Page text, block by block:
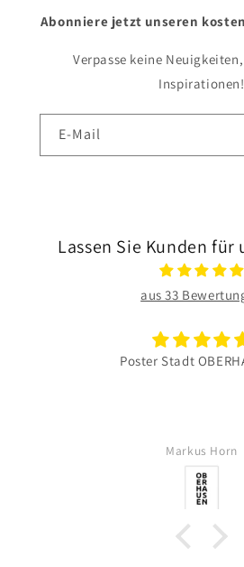
Abonniere jetzt unseren
Verpasse keine
Inspirationen!
E-Mail
Lassen Sie Kunden für
aus 33
Poster Stadt
Markus Horn